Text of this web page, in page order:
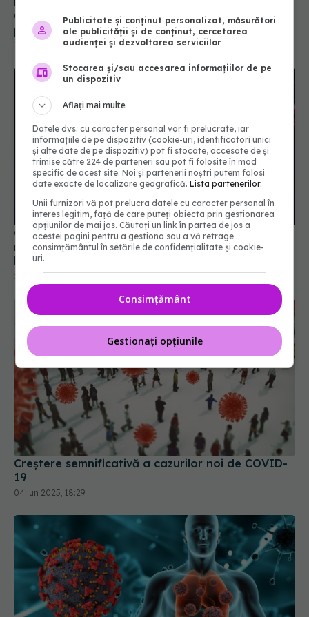
COVID-19, se răspândesc. "Au modificări în
proteina spike. Ignoră imunitatea de la vaccin
sau infectarea anterioară
10 iul 2024, 20:12
China neagă originea COVID. Dispută globală
între teoria zoonotică și ipoteza scăpării din
laborator
23 apr 2025, 22:38
Creștere semnificativă a cazurilor noi de COVID-
19
04 iun 2025, 18:29
Publicitate și conținut personalizat, măsurători
ale publicității și de conținut, cercetarea
audienței și dezvoltarea serviciilor
Stocarea și/sau accesarea informațiilor de pe
un dispozitiv
Aflați mai multe
Datele dvs. cu caracter personal vor fi prelucrate, iar
informațiile de pe dispozitiv (cookie-uri, identificatori unici
și alte date de pe dispozitiv) pot fi stocate, accesate de și
trimise către 224 de parteneri sau pot fi folosite în mod
specific de acest site. Noi și partenerii noștri putem folosi
date exacte de localizare geografică.Lista partenerilor.
Unii furnizori vă pot prelucra datele cu caracter personal în
interes legitim, față de care puteți obiecta prin gestionarea
opțiunilor de mai jos. Căutați un link în partea de jos a
acestei pagini pentru a gestiona sau a vă retrage
consimțământul în setările de confidențialitate și cookie-
uri.
Consimțământ
Gestionați opțiunile